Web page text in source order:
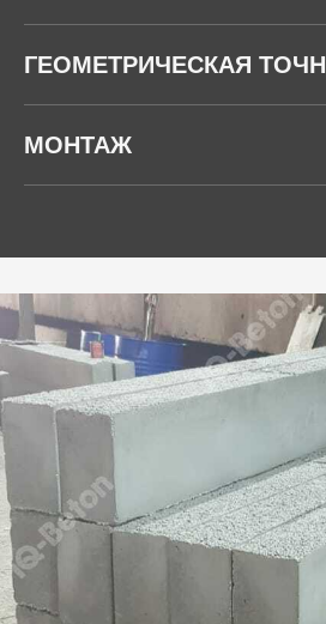
ГЕОМЕТРИЧЕСКАЯ
МОНТАЖ